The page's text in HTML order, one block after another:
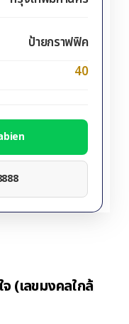
ป้ายกราฟฟิค
40
(เลขมงคลใกล้